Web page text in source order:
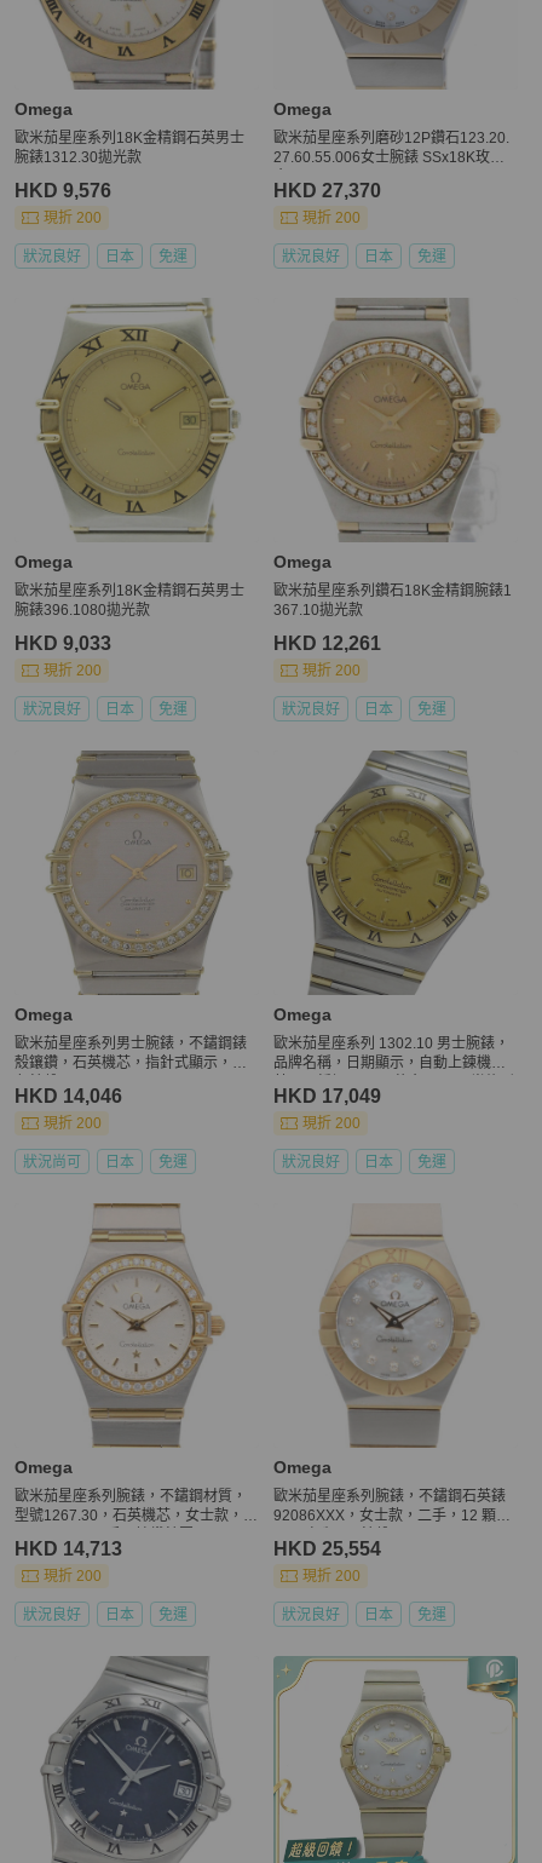
Omega
歐米茄星座系列18K金精鋼石英男士
腕錶1312.30拋光款
HKD 9,576
現折 200
狀況良好 日本 免運
Omega
歐米茄星座系列磨砂12P鑽石123.20.
27.60.55.006女士腕錶 SSx18K玫瑰
HKD 27,370
現折 200
狀況良好 日本 免運
Omega
歐米茄星座系列18K金精鋼石英男士
腕錶396.1080拋光款
HKD 9,033
現折 200
狀況良好 日本 免運
Omega
歐米茄星座系列鑽石18K金精鋼腕錶1
367.10拋光款
HKD 12,261
現折 200
狀況良好 日本 免運
Omega
歐米茄星座系列男士腕錶，不鏽鋼錶
殼鑲鑽，石英機芯，指針式顯示，銀
HKD 14,046
現折 200
狀況尚可 日本 免運
Omega
歐米茄星座系列 1302.10 男士腕錶，
品牌名稱，日期顯示，自動上鍊機
錶帶
HKD 17,049
現折 200
狀況良好 日本 免運
Omega
歐米茄星座系列腕錶，不鏽鋼材質，
型號1267.30，石英機芯，女士款，5
HKD 14,713
現折 200
狀況良好 日本 免運
Omega
歐米茄星座系列腕錶，不鏽鋼石英錶
92086XXX，女士款，二手，12 顆鑽
HKD 25,554
現折 200
狀況良好 日本 免運